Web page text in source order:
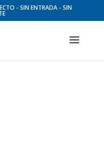
- SIN ENTRADA - SIN